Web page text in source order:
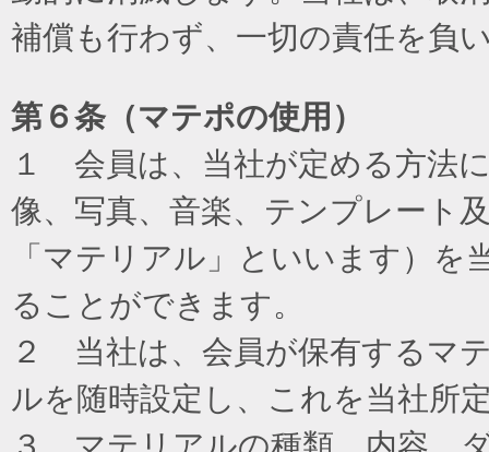
補償も行わず、一切の責任を負
第６条（マテポの使用）
１ 会員は、当社が定める方法
像、写真、音楽、テンプレート
「マテリアル」といいます）
ることができます。
２ 当社は、会員が保有するマ
ルを随時設定し、これを当社所